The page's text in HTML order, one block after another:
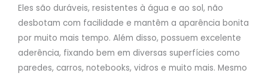
Eles são duráveis, resistentes à água e ao sol, não
desbotam com facilidade e mantêm a aparência bonita
por muito mais tempo. Além disso, possuem excelente
aderência, fixando bem em diversas superfícies como
paredes, carros, notebooks, vidros e muito mais. Mesmo